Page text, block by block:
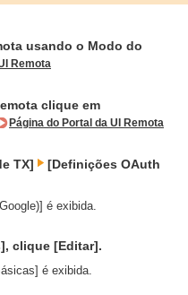
usando o Modo do
Remota
clique em
Página do Portal da UI Remota
TX]
[Definições OAuth
é exibida.
clique [Editar].
é exibida.